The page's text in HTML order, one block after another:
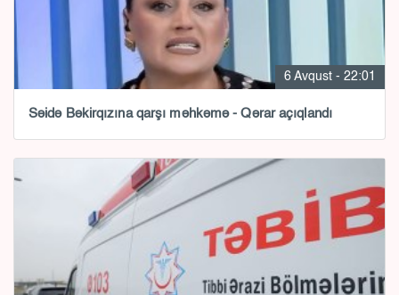
6 Avqust - 22:01
Səidə Bəkirqızına qarşı məhkəmə - Qərar açıqlandı